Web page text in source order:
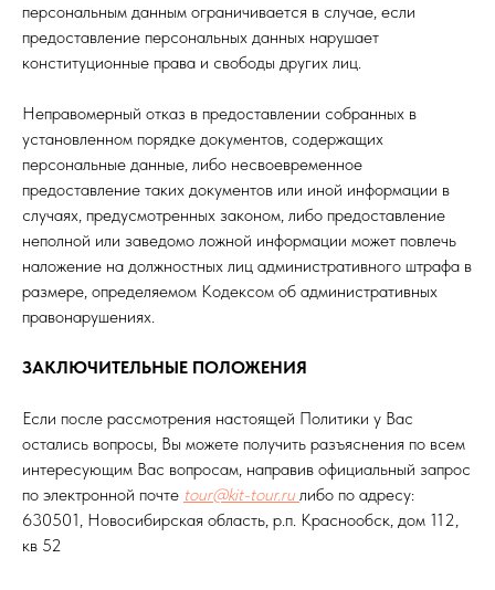
персональным данным ограничивается в случае, если
предоставление персональных данных нарушает
конституционные права и свободы других лиц.
Неправомерный отказ в предоставлении собранных в
установленном порядке документов, содержащих
персональные данные, либо несвоевременное
предоставление таких документов или иной информации в
случаях, предусмотренных законом, либо предоставление
неполной или заведомо ложной информации может повлечь
наложение на должностных лиц административного штрафа в
размере, определяемом Кодексом об административных
правонарушениях.
ЗАКЛЮЧИТЕЛЬНЫЕ ПОЛОЖЕНИЯ
Если после рассмотрения настоящей Политики у Вас
остались вопросы, Вы можете получить разъяснения по всем
интересующим Вас вопросам, направив официальный запрос
по электронной почте tour@kit-tour.ruлибо по адресу:
630501, Новосибирская область, р.п. Краснообск, дом 112,
кв 52